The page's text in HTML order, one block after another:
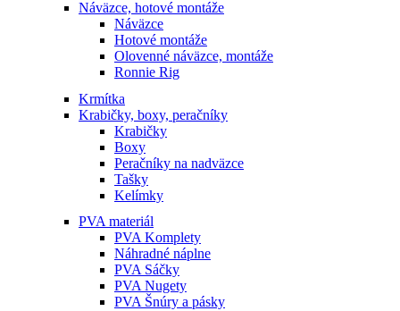
Náväzce, hotové montáže
Náväzce
Hotové montáže
Olovenné náväzce, montáže
Ronnie Rig
Krmítka
Krabičky, boxy, peračníky
Krabičky
Boxy
Peračníky na nadväzce
Tašky
Kelímky
PVA materiál
PVA Komplety
Náhradné náplne
PVA Sáčky
PVA Nugety
PVA Šnúry a pásky